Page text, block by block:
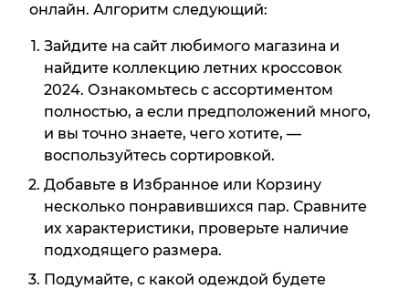
онлайн. Алгоритм следующий:
Зайдите на сайт любимого магазина и
найдите коллекцию летних кроссовок
2024. Ознакомьтесь с ассортиментом
полностью, а если предположений много,
и вы точно знаете, чего хотите, —
воспользуйтесь сортировкой.
Добавьте в Избранное или Корзину
несколько понравившихся пар. Сравните
их характеристики, проверьте наличие
подходящего размера.
Подумайте, с какой одеждой будете